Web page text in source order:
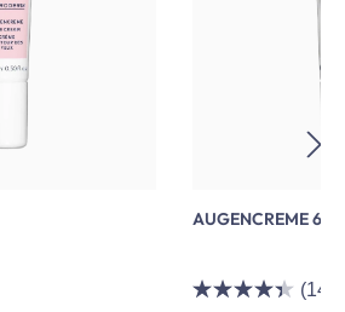
AUGENCREME
(14)